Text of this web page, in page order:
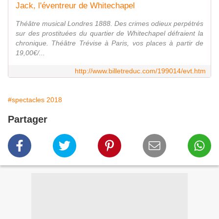
Jack, l'éventreur de Whitechapel
Théâtre musical Londres 1888. Des crimes odieux perpétrés
sur des prostituées du quartier de Whitechapel défraient la
chronique. Théâtre Trévise à Paris, vos places à partir de
19,00€/...
http://www.billetreduc.com/199014/evt.htm
#spectacles 2018
Partager